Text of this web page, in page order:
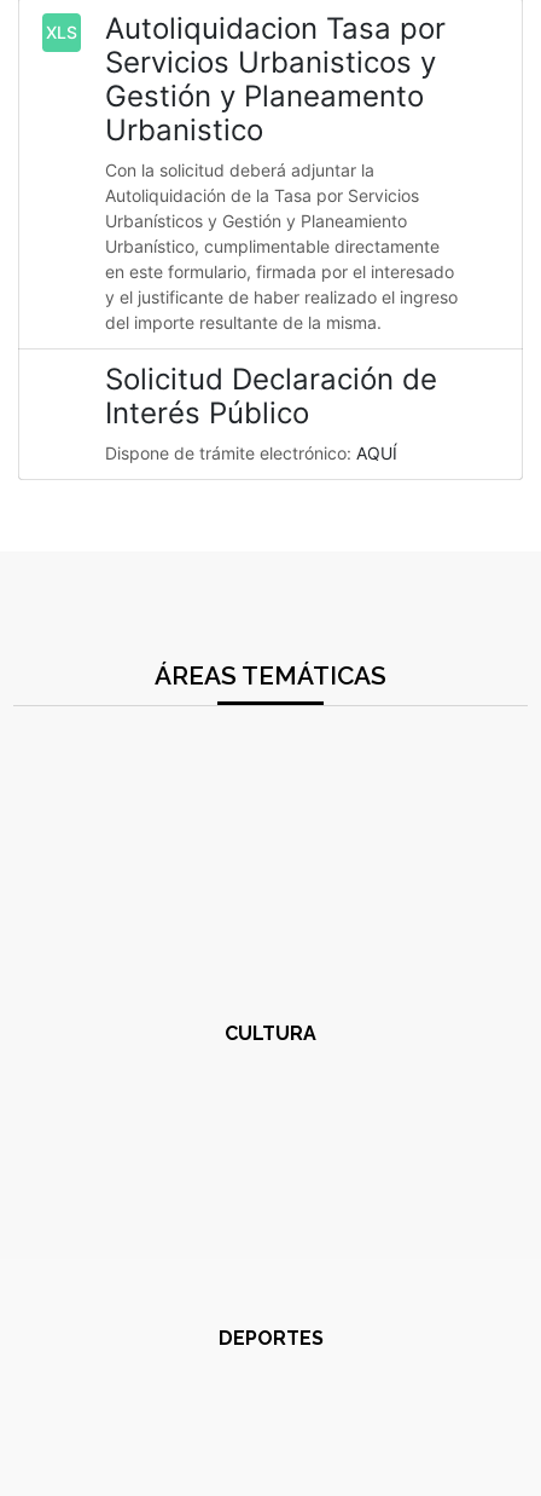
XLS
Autoliquidacion Tasa por
Servicios Urbanisticos y
Gestión y Planeamento
Urbanistico
Con la solicitud deberá adjuntar la
Autoliquidación de la Tasa por Servicios
Urbanísticos y Gestión y Planeamiento
Urbanístico, cumplimentable directamente
en este formulario, firmada por el interesado
y el justificante de haber realizado el ingreso
del importe resultante de la misma.
Solicitud Declaración de
Interés Público
Dispone de trámite electrónico: AQUÍ
ÁREAS TEMÁTICAS
CULTURA
DEPORTES